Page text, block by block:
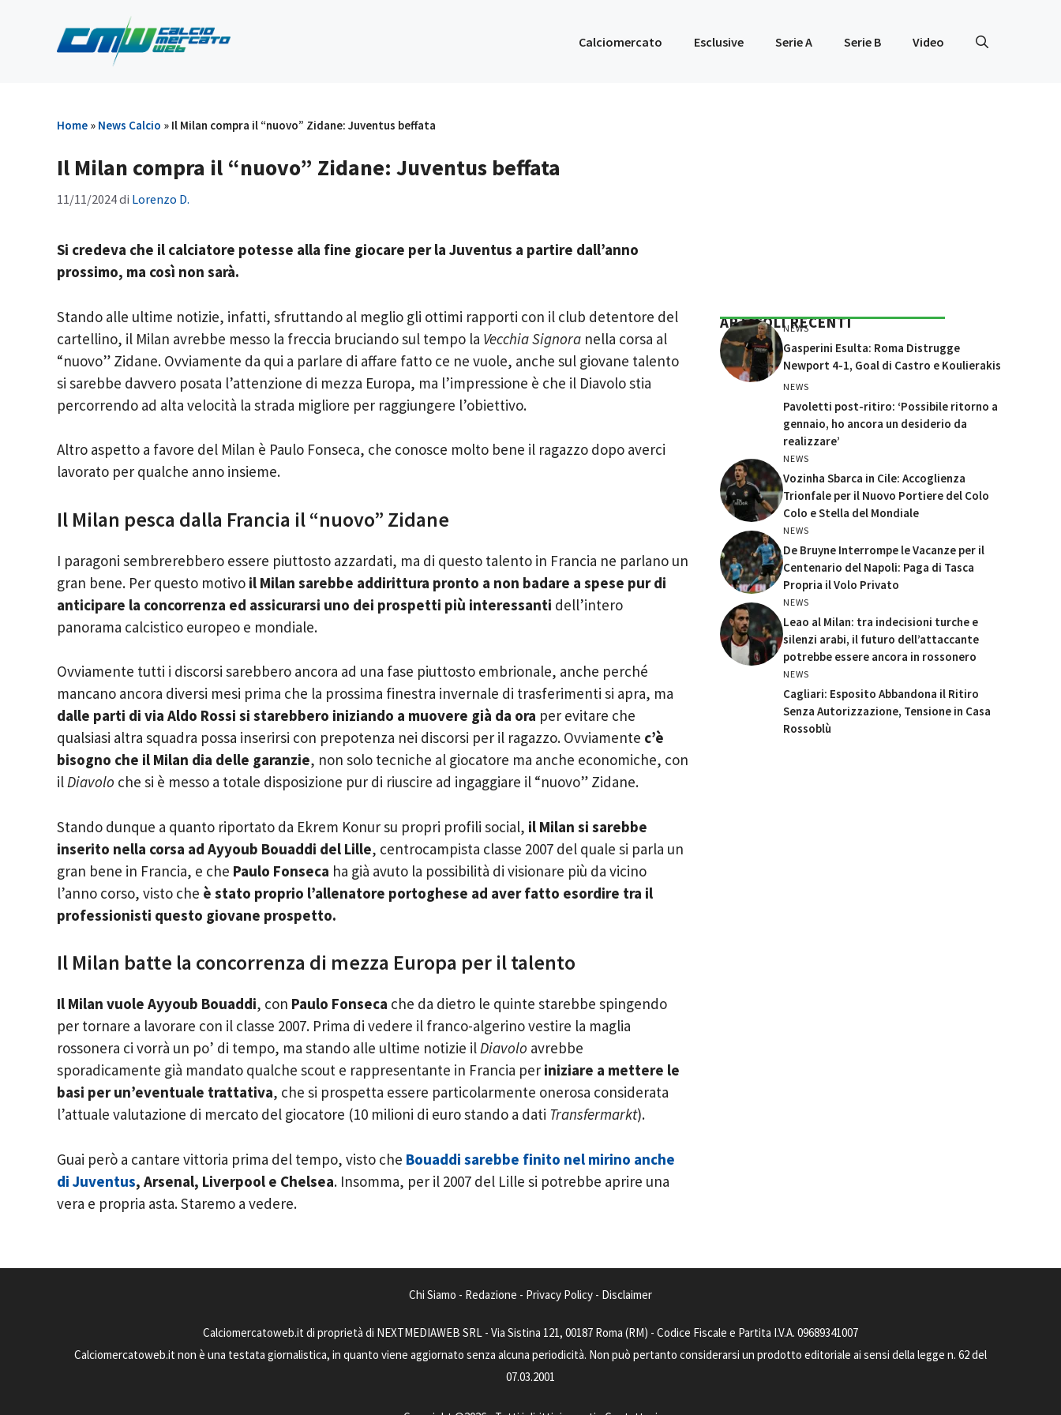
contenuto
Calciomercato Esclusive Serie A Serie B Video
Home » News Calcio » Il Milan compra il “nuovo” Zidane: Juventus beffata
Il Milan compra il “nuovo” Zidane: Juventus beffata
11/11/2024di Lorenzo D.
Si credeva che il calciatore potesse alla fine giocare per la Juventus a partire dall’anno
prossimo, ma così non sarà.
Stando alle ultime notizie, infatti, sfruttando al meglio gli ottimi rapporti con il club detentore del
cartellino, il Milan avrebbe messo la freccia bruciando sul tempo la Vecchia Signora nella corsa al
“nuovo” Zidane. Ovviamente da qui a parlare di affare fatto ce ne vuole, anche sul giovane talento
si sarebbe davvero posata l’attenzione di mezza Europa, ma l’impressione è che il Diavolo stia
percorrendo ad alta velocità la strada migliore per raggiungere l’obiettivo.
Altro aspetto a favore del Milan è Paulo Fonseca, che conosce molto bene il ragazzo dopo averci
lavorato per qualche anno insieme.
Il Milan pesca dalla Francia il “nuovo” Zidane
I paragoni sembrerebbero essere piuttosto azzardati, ma di questo talento in Francia ne parlano un
gran bene. Per questo motivo il Milan sarebbe addirittura pronto a non badare a spese pur di
anticipare la concorrenza ed assicurarsi uno dei prospetti più interessanti dell’intero
panorama calcistico europeo e mondiale.
Ovviamente tutti i discorsi sarebbero ancora ad una fase piuttosto embrionale, anche perché
mancano ancora diversi mesi prima che la prossima finestra invernale di trasferimenti si apra, ma
dalle parti di via Aldo Rossi si starebbero iniziando a muovere già da ora per evitare che
qualsiasi altra squadra possa inserirsi con prepotenza nei discorsi per il ragazzo. Ovviamente c’è
bisogno che il Milan dia delle garanzie, non solo tecniche al giocatore ma anche economiche, con
ilDiavolo che si è messo a totale disposizione pur di riuscire ad ingaggiare il “nuovo” Zidane.
Stando dunque a quanto riportato da Ekrem Konur su propri profili social, il Milan si sarebbe
inserito nella corsa ad Ayyoub Bouaddi del Lille, centrocampista classe 2007 del quale si parla un
gran bene in Francia, e che Paulo Fonseca ha già avuto la possibilità di visionare più da vicino
l’anno corso, visto che è stato proprio l’allenatore portoghese ad aver fatto esordire tra il
professionisti questo giovane prospetto.
Il Milan batte la concorrenza di mezza Europa per il talento
Il Milan vuole Ayyoub Bouaddi, con Paulo Fonseca che da dietro le quinte starebbe spingendo
per tornare a lavorare con il classe 2007. Prima di vedere il franco-algerino vestire la maglia
rossonera ci vorrà un po’ di tempo, ma stando alle ultime notizie ilDiavolo avrebbe
sporadicamente già mandato qualche scout e rappresentante in Francia per iniziare a mettere le
basi per un’eventuale trattativa, che si prospetta essere particolarmente onerosa considerata
l’attuale valutazione di mercato del giocatore (10 milioni di euro stando a dati Transfermarkt).
Guai però a cantare vittoria prima del tempo, visto che Bouaddi sarebbe finito nel mirino anche
di Juventus, Arsenal, Liverpool e Chelsea. Insomma, per il 2007 del Lille si potrebbe aprire una
vera e propria asta. Staremo a vedere.
ARTICOLI RECENTI
NEWS
Gasperini Esulta: Roma Distrugge
Newport 4-1, Goal di Castro e Koulierakis
NEWS
Pavoletti post-ritiro: ‘Possibile ritorno a
gennaio, ho ancora un desiderio da
realizzare’
NEWS
Vozinha Sbarca in Cile: Accoglienza
Trionfale per il Nuovo Portiere del Colo
Colo e Stella del Mondiale
NEWS
De Bruyne Interrompe le Vacanze per il
Centenario del Napoli: Paga di Tasca
Propria il Volo Privato
NEWS
Leao al Milan: tra indecisioni turche e
silenzi arabi, il futuro dell’attaccante
potrebbe essere ancora in rossonero
NEWS
Cagliari: Esposito Abbandona il Ritiro
Senza Autorizzazione, Tensione in Casa
Rossoblù
Chi Siamo - Redazione - Privacy Policy - Disclaimer
Calciomercatoweb.it di proprietà di NEXTMEDIAWEB SRL - Via Sistina 121, 00187 Roma (RM) - Codice Fiscale e Partita I.V.A. 09689341007
Calciomercatoweb.it non è una testata giornalistica, in quanto viene aggiornato senza alcuna periodicità. Non può pertanto considerarsi un prodotto editoriale ai sensi della legge n. 62 del
07.03.2001